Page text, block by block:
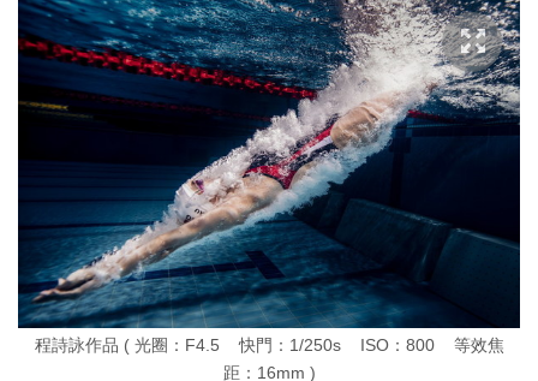
程詩詠作品 ( 光圈：F4.5 快門：1/250s ISO：800 等效焦
距：16mm )